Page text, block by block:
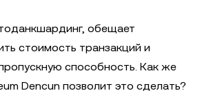
обещает
стоимость транзакций и
способность. Как же
Dencun позволит это сделать?